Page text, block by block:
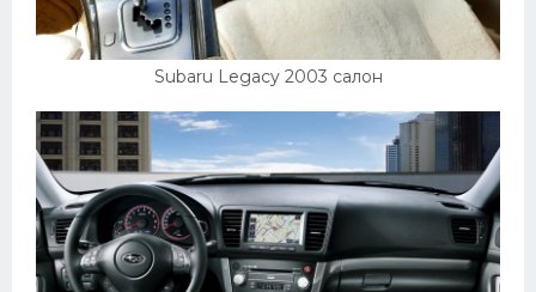
Subaru Legacy 2003 салон